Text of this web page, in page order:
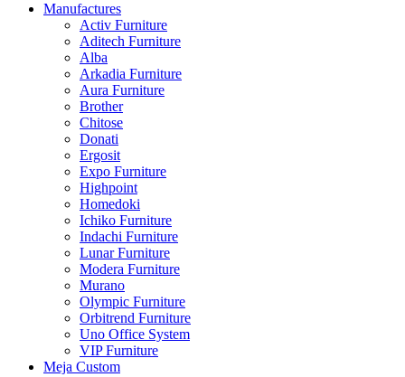
Manufactures
Activ Furniture
Aditech Furniture
Alba
Arkadia Furniture
Aura Furniture
Brother
Chitose
Donati
Ergosit
Expo Furniture
Highpoint
Homedoki
Ichiko Furniture
Indachi Furniture
Lunar Furniture
Modera Furniture
Murano
Olympic Furniture
Orbitrend Furniture
Uno Office System
VIP Furniture
Meja Custom